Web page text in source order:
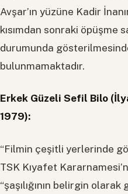
Avşar’ın yüzüne Kadir
kısımdan sonraki öpüşme
durumunda
bulunmamaktadır.
Erkek Güzeli Sefil Bilo
1979):
“Filmin çeşitli yerlerinde
TSK Kıyafet
“şaşılığının belirgin